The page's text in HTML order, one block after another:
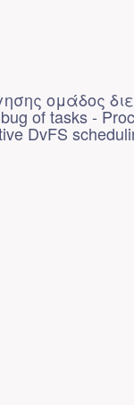
ομάδος
of tasks -
DvFS